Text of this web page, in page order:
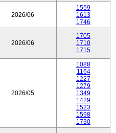
2026/06
1559
1613
1746
2026/06
1705
1710
1715
2026/05
1088
1164
1227
1279
1349
1429
1523
1598
1730